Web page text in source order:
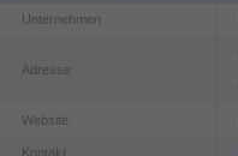
Unternehmen
Adresse
Website
Kontakt